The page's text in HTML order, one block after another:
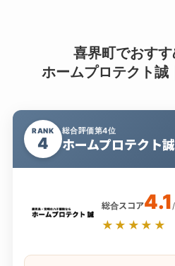
喜界町でおす
ホームプロテクト誠
RANK
4
総合評価第4位
ホームプロテクト誠
総合スコア4.1
★★★★★